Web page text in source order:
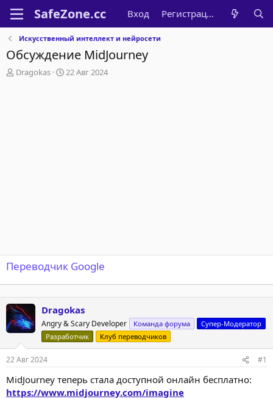
Вход Регистрация
Искусственный интеллект и нейросети
Обсуждение MidJourney
А
Dragokas
Д
22 Авг 2024
Переводчик Google
Dragokas
Angry & Scary Developer Команда форума
Супер-Модератор
Разработчик
Клуб переводчиков
22 Авг 2024 #1
MidJourney теперь стала доступной онлайн бесплатно:
https://www.midjourney.com/imagine